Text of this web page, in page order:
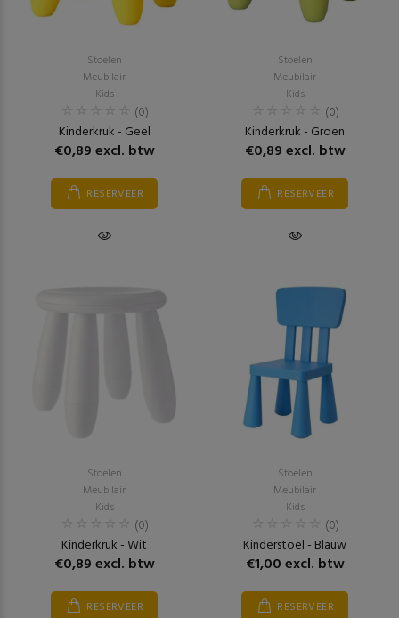
Stoelen
Meubilair
Kids
(0)
Kinderkruk - Geel
€0,89 excl. btw
RESERVEER
Stoelen
Meubilair
Kids
(0)
Kinderkruk - Groen
€0,89 excl. btw
RESERVEER
Stoelen
Meubilair
Kids
(0)
Kinderkruk - Wit
€0,89 excl. btw
RESERVEER
Stoelen
Meubilair
Kids
(0)
Kinderstoel - Blauw
€1,00 excl. btw
RESERVEER